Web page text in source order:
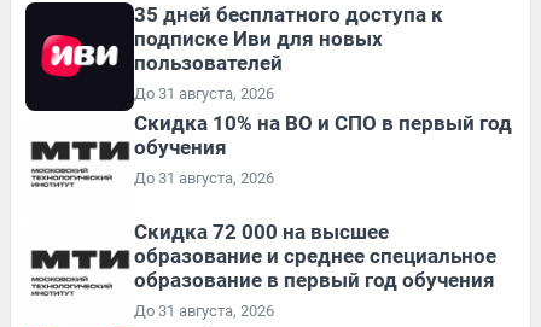
35 дней бесплатного доступа к
подписке Иви для новых
пользователей
До 31 августа, 2026
Скидка 10% на ВО и СПО в первый год
обучения
До 31 августа, 2026
Скидка 72 000 на высшее
образование и среднее специальное
образование в первый год обучения
До 31 августа, 2026